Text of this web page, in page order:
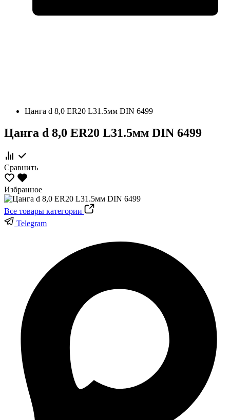
Цанга d 8,0 ER20 L31.5мм DIN 6499
Цанга d 8,0 ER20 L31.5мм DIN 6499
Сравнить
Избранное
Все товары категории
Telegram